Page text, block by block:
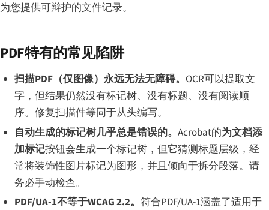
为您提供可辩护的文件记录。
PDF特有的常见陷阱
扫描PDF（仅图像）永远无法无障碍。 OCR可以提取文
字，但结果仍然没有标记树、没有标题、没有阅读顺
序。修复扫描件等同于从头编写。
自动生成的标记树几乎总是错误的。 Acrobat的为文档添
加标记按钮会生成一个标记树，但它猜测标题层级，经
常将装饰性图片标记为图形，并且倾向于拆分段落。请
务必手动检查。
PDF/UA-1不等于WCAG 2.2。 符合PDF/UA-1涵盖了适用于